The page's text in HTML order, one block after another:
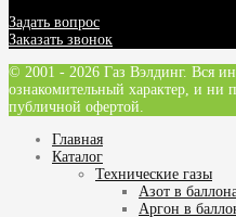
Задать вопрос
Заказать звонок
© 2001 - 2026 Газ Вэлдинг. Вся
ознакомительный характер, и ни
публичной офертой.
Главная
Каталог
Технические газы
Азот в
Аргон в